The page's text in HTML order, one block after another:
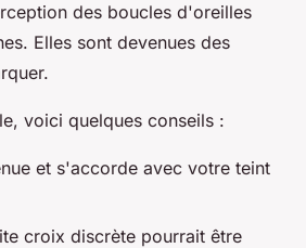
des boucles d'oreilles
Elles sont devenues des
voici quelques conseils :
et s'accorde avec votre teint
croix discrète pourrait être